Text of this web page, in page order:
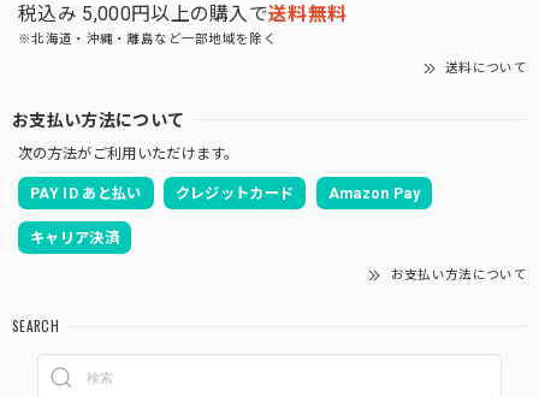
います。 お気に入りいただけてよかったです。
また機会がありましたらよろしくお願いいたし
2026/03/19
税込み 5,000円以上の購入で送料無料
※北海道・沖縄・離島など一部地域を除く
送料について
お支払い方法について
次の方法がご利用いただけます。
PAY ID あと払い クレジットカード Amazon Pay
キャリア決済
お支払い方法について
SEARCH